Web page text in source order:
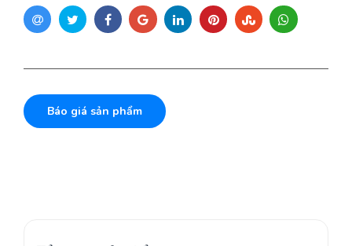
Báo giá sản phẩm